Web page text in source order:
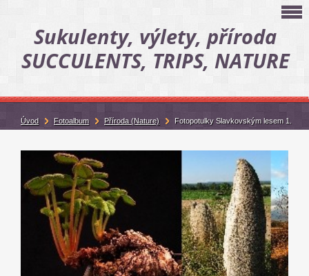
Sukulenty, výlety, příroda
SUCCULENTS, TRIPS, NATURE
Úvod Fotoalbum Příroda (Nature) Fotopotulky Slavkovským lesem 1.